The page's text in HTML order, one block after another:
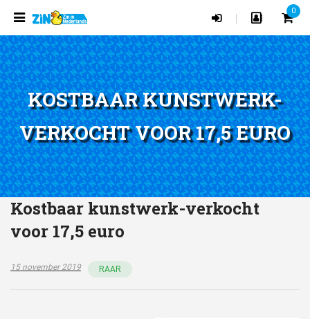
KOSTBAAR KUNSTWERK-
VERKOCHT VOOR 17,5 EURO
Kostbaar kunstwerk-verkocht
voor 17,5 euro
15 november 2019 RAAR
|
0